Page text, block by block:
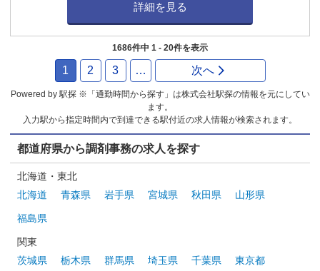
詳細を見る
1686件中 1 - 20件を表示
1 2 3 … 次へ
Powered by 駅探 ※「通勤時間から探す」は株式会社駅探の情報を元にしてい
ます。
入力駅から指定時間内で到達できる駅付近の求人情報が検索されます。
都道府県から調剤事務の求人を探す
北海道・東北
北海道
青森県 岩手県 宮城県 秋田県 山形県
福島県
関東
茨城県
栃木県 群馬県 埼玉県 千葉県 東京都